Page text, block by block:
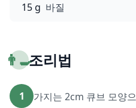
15 g 바질
👨‍🍳조리법
1
가지는 2cm 큐브 모양